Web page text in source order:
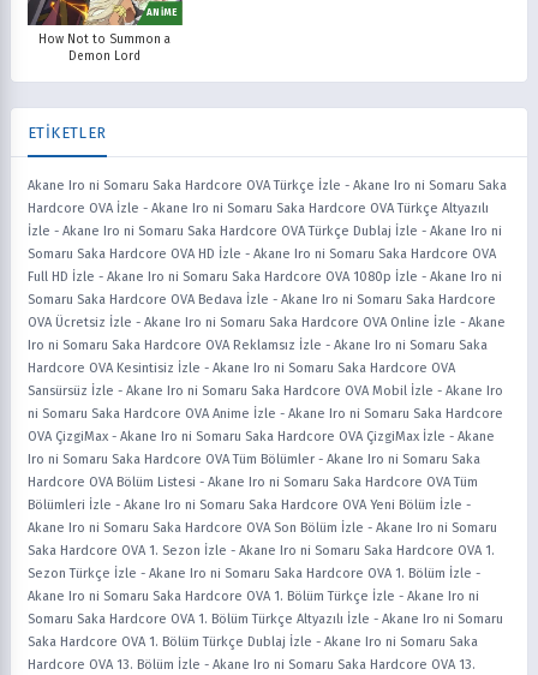
ANİME
How Not to Summon a
Demon Lord
ETİKETLER
Akane Iro ni Somaru Saka Hardcore OVA Türkçe İzle - Akane Iro ni Somaru Saka
Hardcore OVA İzle - Akane Iro ni Somaru Saka Hardcore OVA Türkçe Altyazılı
İzle - Akane Iro ni Somaru Saka Hardcore OVA Türkçe Dublaj İzle - Akane Iro ni
Somaru Saka Hardcore OVA HD İzle - Akane Iro ni Somaru Saka Hardcore OVA
Full HD İzle - Akane Iro ni Somaru Saka Hardcore OVA 1080p İzle - Akane Iro ni
Somaru Saka Hardcore OVA Bedava İzle - Akane Iro ni Somaru Saka Hardcore
OVA Ücretsiz İzle - Akane Iro ni Somaru Saka Hardcore OVA Online İzle - Akane
Iro ni Somaru Saka Hardcore OVA Reklamsız İzle - Akane Iro ni Somaru Saka
Hardcore OVA Kesintisiz İzle - Akane Iro ni Somaru Saka Hardcore OVA
Sansürsüz İzle - Akane Iro ni Somaru Saka Hardcore OVA Mobil İzle - Akane Iro
ni Somaru Saka Hardcore OVA Anime İzle - Akane Iro ni Somaru Saka Hardcore
OVA ÇizgiMax - Akane Iro ni Somaru Saka Hardcore OVA ÇizgiMax İzle - Akane
Iro ni Somaru Saka Hardcore OVA Tüm Bölümler - Akane Iro ni Somaru Saka
Hardcore OVA Bölüm Listesi - Akane Iro ni Somaru Saka Hardcore OVA Tüm
Bölümleri İzle - Akane Iro ni Somaru Saka Hardcore OVA Yeni Bölüm İzle -
Akane Iro ni Somaru Saka Hardcore OVA Son Bölüm İzle - Akane Iro ni Somaru
Saka Hardcore OVA 1. Sezon İzle - Akane Iro ni Somaru Saka Hardcore OVA 1.
Sezon Türkçe İzle - Akane Iro ni Somaru Saka Hardcore OVA 1. Bölüm İzle -
Akane Iro ni Somaru Saka Hardcore OVA 1. Bölüm Türkçe İzle - Akane Iro ni
Somaru Saka Hardcore OVA 1. Bölüm Türkçe Altyazılı İzle - Akane Iro ni Somaru
Saka Hardcore OVA 1. Bölüm Türkçe Dublaj İzle - Akane Iro ni Somaru Saka
Hardcore OVA 13. Bölüm İzle - Akane Iro ni Somaru Saka Hardcore OVA 13.